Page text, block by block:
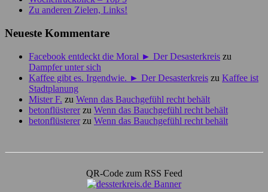
Zu anderen Zielen, Links!
Neueste Kommentare
Facebook entdeckt die Moral ► Der Desasterkreis zu
Dampfer unter sich
Kaffee gibt es. Irgendwie. ► Der Desasterkreis zu Kaffee ist
Stadtplanung
Mister F. zu Wenn das Bauchgefühl recht behält
betonflüstererzu Wenn das Bauchgefühl recht behält
betonflüstererzu Wenn das Bauchgefühl recht behält
QR-Code zum RSS Feed